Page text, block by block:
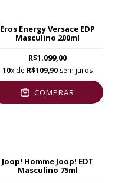
Eros Energy Versace EDP
Masculino 200ml
R$1.099,00
10x de R$109,90 sem juros
COMPRAR
Joop! Homme Joop! EDT
Masculino 75ml